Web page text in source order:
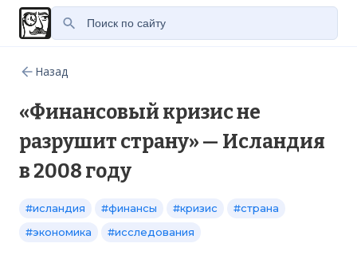
Назад
«Финансовый кризис не
разрушит страну» — Исландия
в 2008 году
#исландия #финансы #кризис
#страна
#экономика
#исследования